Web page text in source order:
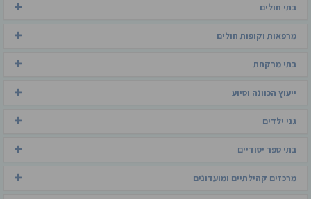
בתי חולים
מרפאות וקופות חולים
בתי מרקחת
ייעוץ הכוונה וסיוע
גני ילדים
בתי ספר יסודיים
מרכזים קהילתיים ומועדונים